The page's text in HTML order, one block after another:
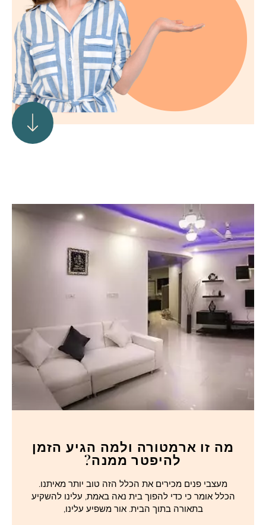
מה זו ארמטורה ולמה הגיע הזמן
להיפטר ממנה?
מעצבי פנים מכירים את הכלל הזה טוב יותר מאיתנו.
הכלל אומר כי כדי להפוך בית נאה באמת, עלינו להשקיע
בתאורה בתוך הבית. אור משפיע עלינו,